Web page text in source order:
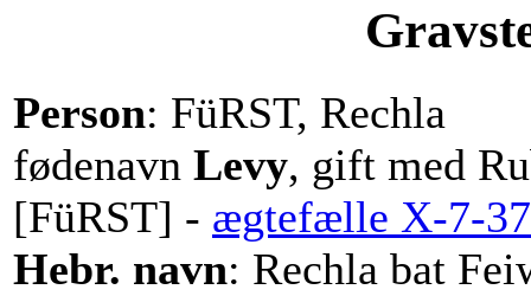
Person: FüRST, Rechla
fødenavn Levy, gift med
[FüRST] - ægtefælle X-7-
Hebr. navn: Rechla bat